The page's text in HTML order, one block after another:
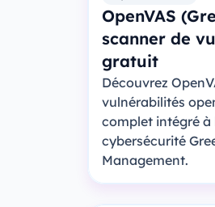
OpenVAS
scanner de
gratuit
Découvrez
vulnérabilités
complet intégré à
cybersécurité
Management.